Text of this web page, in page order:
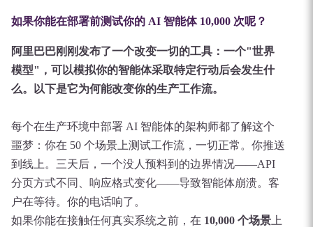
如果你能在部署前测试你的 AI 智能体 10,000 次呢？
阿里巴巴刚刚发布了一个改变一切的工具：一个"世界
模型"，可以模拟你的智能体采取特定行动后会发生什
么。以下是它为何能改变你的生产工作流。
每个在生产环境中部署 AI 智能体的架构师都了解这个
噩梦：你在 50 个场景上测试工作流，一切正常。你推送
到线上。三天后，一个没人预料到的边界情况——API
分页方式不同、响应格式变化——导致智能体崩溃。客
户在等待。你的电话响了。
如果你能在接触任何真实系统之前，在 10,000 个场景 上